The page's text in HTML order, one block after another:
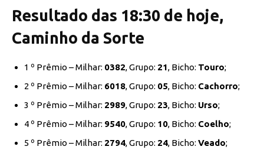
Resultado das 18:30 de hoje,
Caminho da Sorte
1 º Prêmio – Milhar: 0382, Grupo: 21, Bicho: Touro;
2 º Prêmio – Milhar: 6018, Grupo: 05, Bicho: Cachorro;
3 º Prêmio – Milhar: 2989, Grupo: 23, Bicho: Urso;
4 º Prêmio – Milhar: 9540, Grupo: 10, Bicho: Coelho;
5 º Prêmio – Milhar: 2794, Grupo: 24, Bicho: Veado;